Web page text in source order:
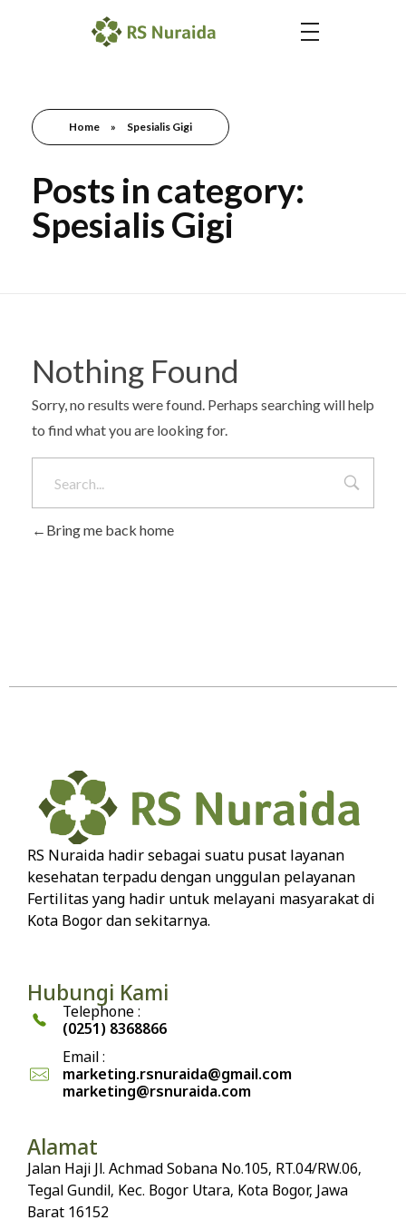
Home » Spesialis Gigi
Posts in category:
Spesialis Gigi
Nothing Found
Sorry, no results were found. Perhaps searching will help
to find what you are looking for.
Bring me back home
RS Nuraida hadir sebagai suatu pusat layanan
kesehatan terpadu dengan unggulan pelayanan
Fertilitas yang hadir untuk melayani masyarakat di
Kota Bogor dan sekitarnya.
Hubungi Kami
Telephone :
(0251) 8368866
Email :
marketing.rsnuraida@gmail.com
marketing@rsnuraida.com
Alamat
Jalan Haji Jl. Achmad Sobana No.105, RT.04/RW.06,
Tegal Gundil, Kec. Bogor Utara, Kota Bogor, Jawa
Barat 16152